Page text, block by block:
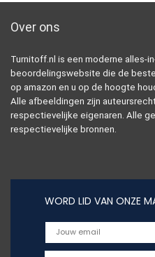
Over ons
Turnitoff.nl is een moderne alles-
beoordelingswebsite die de
op amazon en u op de hoogte
Alle afbeeldingen zijn
respectievelijke eigenaren. Alle
respectievelijke bronnen.
WORD LID VAN ONZE